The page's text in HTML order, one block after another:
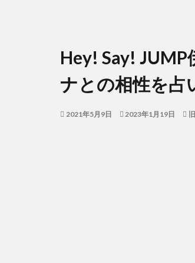
Hey! Say!
ナとの相性を占
2021年5月9日 2023年1月19日